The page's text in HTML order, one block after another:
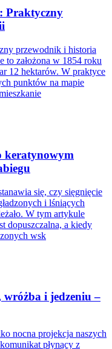
Praktyczny
przewodnik i historia
to założona w 1854 roku
12 hektarów. W praktyce
punktów na mapie
keratynowym
się, czy sięgnięcie
i lśniących
W tym artykule
dopuszczalna, a kiedy
wsk
wróżba i jedzeniu –
nocna projekcja naszych
płynący z